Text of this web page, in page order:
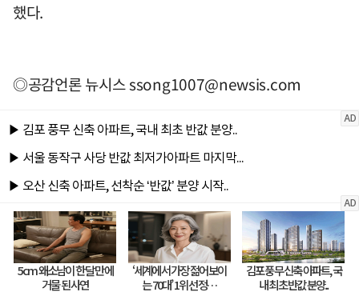
했다.
◎공감언론 뉴시스ssong1007@newsis.com